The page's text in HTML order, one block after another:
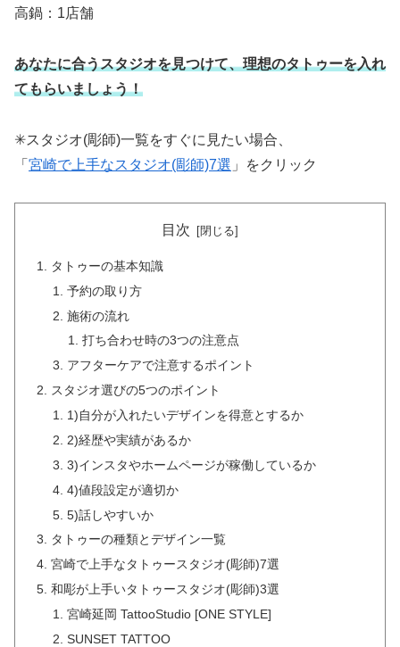
高鍋：1店舗
あなたに合うスタジオを見つけて、理想のタトゥーを入れ
てもらいましょう！
✳︎スタジオ(彫師)一覧をすぐに見たい場合、
「 宮崎で上手なスタジオ(彫師)7選 」をクリック
目次
タトゥーの基本知識
予約の取り方
施術の流れ
打ち合わせ時の3つの注意点
アフターケアで注意するポイント
スタジオ選びの5つのポイント
1)自分が入れたいデザインを得意とするか
2)経歴や実績があるか
3)インスタやホームページが稼働しているか
4)値段設定が適切か
5)話しやすいか
タトゥーの種類とデザイン一覧
宮崎で上手なタトゥースタジオ(彫師)7選
和彫が上手いタトゥースタジオ(彫師)3選
宮崎延岡 TattooStudio [ONE STYLE]
SUNSET TATTOO